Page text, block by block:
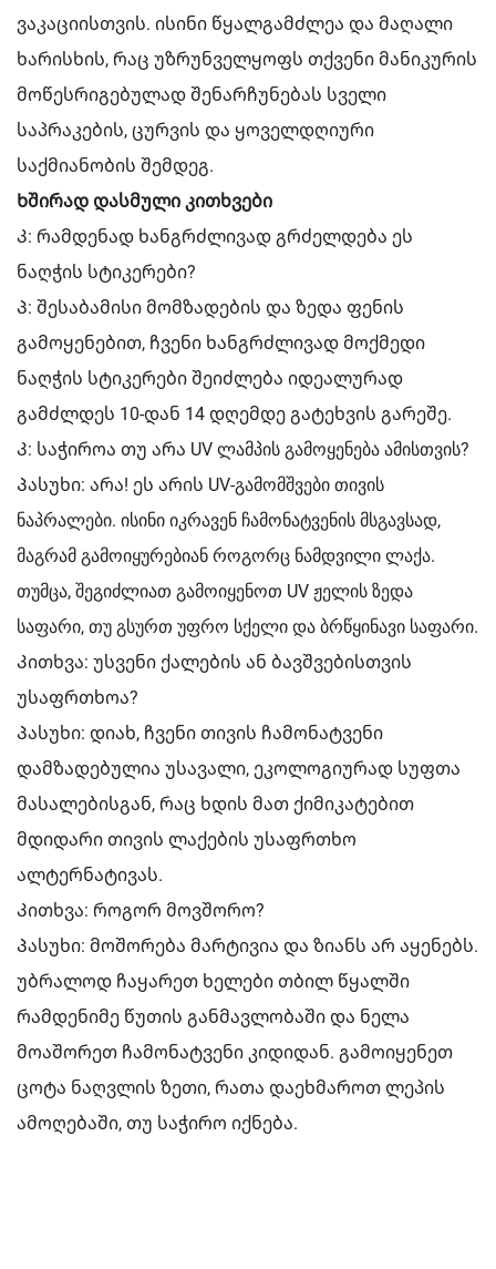
ვაკაციისთვის. ისინი წყალგამძლეა და მაღალი
ხარისხის, რაც უზრუნველყოფს თქვენი მანიკურის
მოწესრიგებულად შენარჩუნებას სველი
საპრაკების, ცურვის და ყოველდღიური
საქმიანობის შემდეგ.
Ხშირად დასმული კითხვები
Კ: რამდენად ხანგრძლივად გრძელდება ეს
ნაღჭის სტიკერები?
Პ: შესაბამისი მომზადების და ზედა ფენის
გამოყენებით, ჩვენი ხანგრძლივად მოქმედი
ნაღჭის სტიკერები შეიძლება იდეალურად
გამძლდეს 10-დან 14 დღემდე გატეხვის გარეშე.
Კ: საჭიროა თუ არა UV ლამპის გამოყენება ამისთვის?
Პასუხი: არა! ეს არის UV-გამომშვები თივის
ნაპრალები. ისინი იკრავენ ჩამონატვენის მსგავსად,
მაგრამ გამოიყურებიან როგორც ნამდვილი ლაქა.
თუმცა, შეგიძლიათ გამოიყენოთ UV ჟელის ზედა
საფარი, თუ გსურთ უფრო სქელი და ბრწყინავი საფარი.
Კითხვა: უსვენი ქალების ან ბავშვებისთვის
უსაფრთხოა?
Პასუხი: დიახ, ჩვენი თივის ჩამონატვენი
დამზადებულია უსავალი, ეკოლოგიურად სუფთა
მასალებისგან, რაც ხდის მათ ქიმიკატებით
მდიდარი თივის ლაქების უსაფრთხო
ალტერნატივას.
Კითხვა: როგორ მოვშორო?
Პასუხი: მოშორება მარტივია და ზიანს არ აყენებს.
უბრალოდ ჩაყარეთ ხელები თბილ წყალში
რამდენიმე წუთის განმავლობაში და ნელა
მოაშორეთ ჩამონატვენი კიდიდან. გამოიყენეთ
ცოტა ნაღვლის ზეთი, რათა დაეხმაროთ ლეპის
ამოღებაში, თუ საჭირო იქნება.